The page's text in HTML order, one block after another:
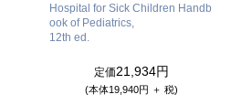
Hospital for Sick Children Handb
ook of Pediatrics,
12th ed.
定価21,934円
(本体19,940円 ＋ 税)